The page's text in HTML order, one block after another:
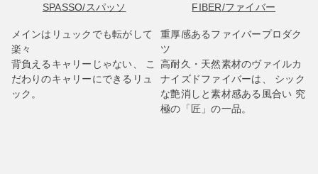
SPASSO/スパッソ
メインはリュックでも転がして
楽々
背負えるキャリーじゃない、 こ
だわりのキャリーにできるリュ
ック。
FIBER/ファイバー
重厚感あるファイバープロダク
ツ
高耐久・天然素材のヴァイルカ
ナイズドファイバーは、 シック
な艶消しと素材感ある風合い 究
極の「匠」の一品。